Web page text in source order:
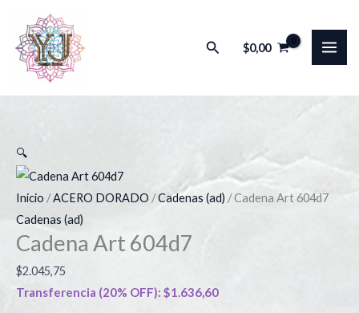
contenido
Buscar
$0,00
🔍
Inicio /ACERO DORADO /Cadenas (ad) / Cadena Art 604d7
Cadenas (ad)
Cadena Art 604d7
$2.045,75
Transferencia (20% OFF): $1.636,60
Art
604d7
cantidad